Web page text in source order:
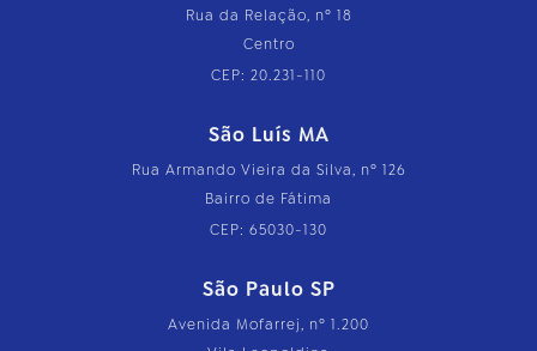
Rua da Relação, nº 18
Centro
CEP: 20.231-110
São Luís MA
Rua Armando Vieira da Silva, nº 126
Bairro de Fátima
CEP: 65030-130
São Paulo SP
Avenida Mofarrej, nº 1.200